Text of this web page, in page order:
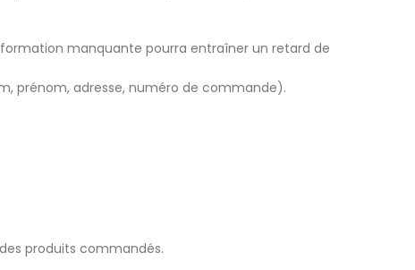
manquante pourra entraîner un retard de
prénom, adresse, numéro de commande).
produits commandés.